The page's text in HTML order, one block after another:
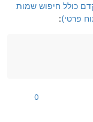
כולל חיפוש שמות
פרטי):
0